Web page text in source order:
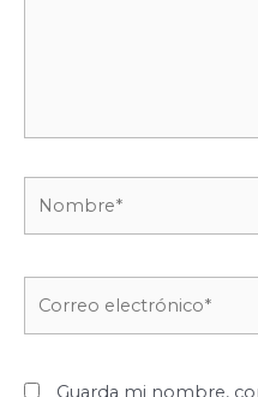
Guarda mi nombre,